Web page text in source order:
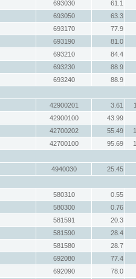
693030
61.1
693050
63.3
693170
77.9
693190
81.0
693210
84.4
693230
88.9
693240
88.9
42900201 3.61
42900100
43.99
42700202 55.49
42700100 95.69
4940030
25.45
580310
0.55
580300
0.76
581591
20.3
581590
28.4
581580
28.7
692080
77.4
692090
78.0